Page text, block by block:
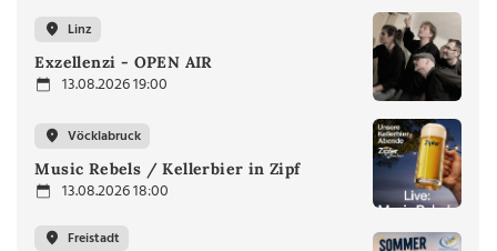
Linz
Exzellenzi - OPEN AIR
13.08.2026 19:00
Vöcklabruck
Music Rebels / Kellerbier in Zipf
13.08.2026 18:00
Freistadt